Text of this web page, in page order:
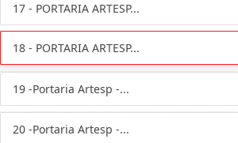
17 - PORTARIA ARTESP...
18 - PORTARIA ARTESP...
19 -Portaria Artesp -...
20 -Portaria Artesp -...